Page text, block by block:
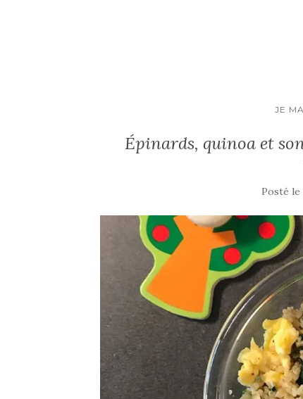
JE
Épinards, quinoa et
Posté le